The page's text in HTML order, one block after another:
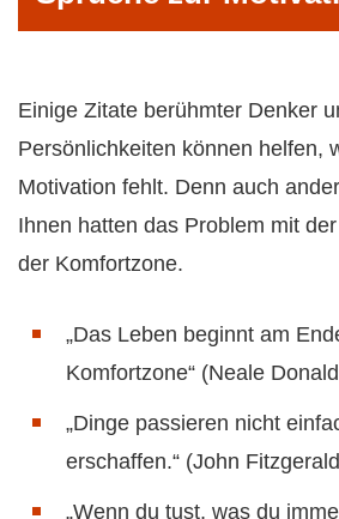
Einige Zitate berühmter Denker
Persönlichkeiten können helfen,
Motivation fehlt. Denn auch
Ihnen hatten das Problem mit
der Komfortzone.
„Das Leben beginnt am
Komfortzone“ (Neale
„Dinge passieren nicht
erschaffen.“ (John
„Wenn du tust, was du